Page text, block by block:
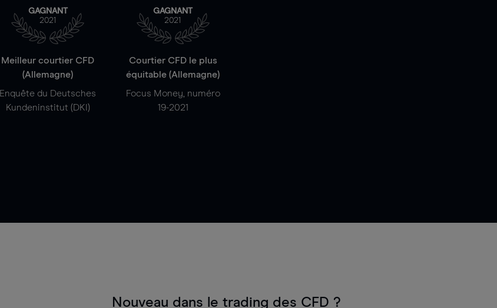
GAGNANT
2021
Meilleur courtier CFD
(Allemagne)
Enquête du Deutsches
Kundeninstitut (DKI)
GAGNANT
2021
Courtier CFD le plus
équitable (Allemagne)
Focus Money, numéro
19-2021
Nouveau dans le trading des CFD ?